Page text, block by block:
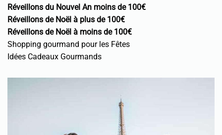
Réveillons du Nouvel An moins de 100€
Réveillons de Noël à plus de 100€
Réveillons de Noël à moins de 100€
Shopping gourmand pour les Fêtes
Idées Cadeaux Gourmands